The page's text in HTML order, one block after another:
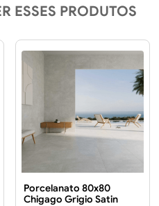
ESSES PRODUTOS
Porcelanato 80x80
Chigago Grigio Satin